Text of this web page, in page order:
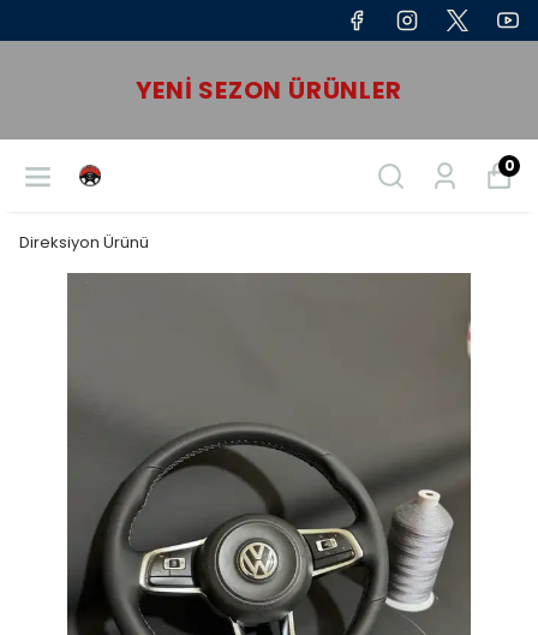
YENI SEZON ÜRÜNLER
0
Direksiyon Ürünü